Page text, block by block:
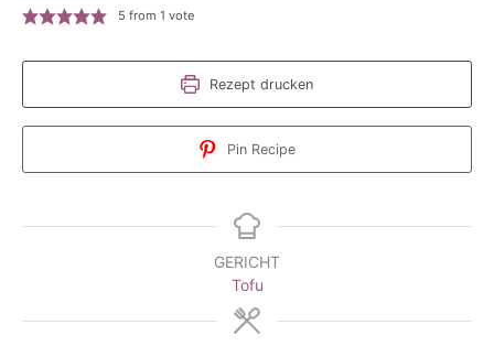
5 from 1 vote
Rezept drucken
Pin Recipe
GERICHT
Tofu